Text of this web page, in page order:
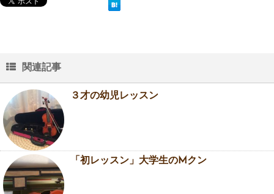
関連記事
３才の幼児レッスン
「初レッスン」大学生のMクン